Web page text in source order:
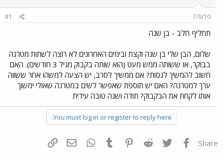
ו
ש
א
ר
7/9/10
#1
תחליף חלב - בן שנה
שלום, הבן שלי בן שנה וקצת ובימים האחרונים לא רוצה לשתות מטרנה
בבוקר, או ששותה ממש מעט (הוא שותה בקבוק מגיל 3 חודשים). האם
חשוב להמשיך לנסות? אם ממשיך לסרב, יש הצעה למשהו אחר ששווה
ערך למטרנה? האם יש תוספת שאפשר לשים במטרנה שאולי ימשוך
אותו לקחת את הבקבוק? תודה ושנה טובה עידית
You must log in or register to reply here.
Share: פייסבוק Twitter
Reddit
Pinterest
Tumblr
WhatsAppדואר אלקטרוני